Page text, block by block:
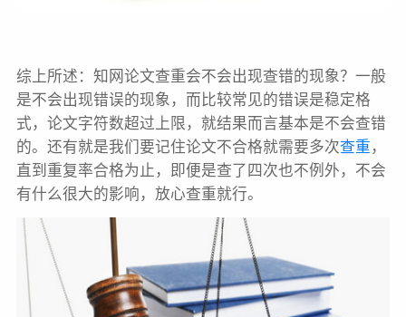
综上所述：知网论文查重会不会出现查错的现象？一般
是不会出现错误的现象，而比较常见的错误是稳定格
式，论文字符数超过上限，就结果而言基本是不会查错
的。还有就是我们要记住论文不合格就需要多次查重 ，
直到重复率合格为止，即便是查了四次也不例外，不会
有什么很大的影响，放心查重就行。